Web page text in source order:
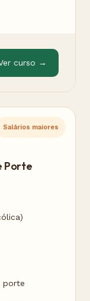
curso →
Salários maiores
Porte
porte